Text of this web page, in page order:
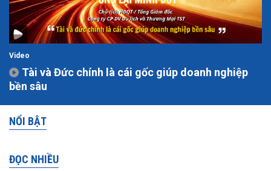
Video
Tài và Đức chính là cái gốc giúp doanh nghiệp
bền sâu
NỔI BẬT
ĐỌC NHIỀU